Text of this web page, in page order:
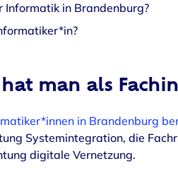
in Brandenburg?
man als
in Brandenburg
Systemintegration, die
digitale Vernetzung.